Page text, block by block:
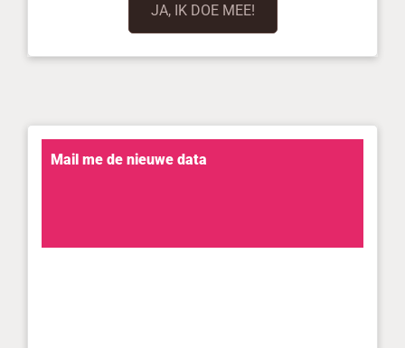
JA, IK DOE MEE!
Mail me de nieuwe data